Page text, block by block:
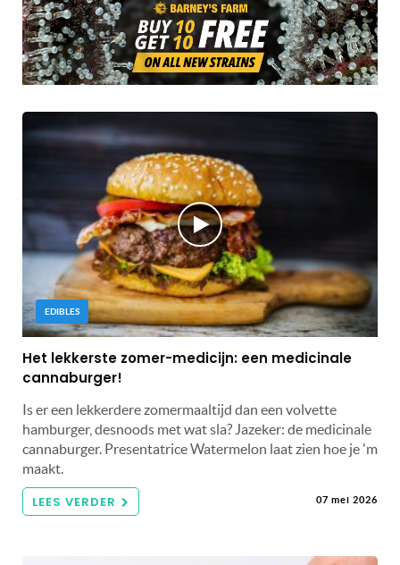
EDIBLES
Het lekkerste zomer-medicijn: een medicinale
cannaburger!
Is er een lekkerdere zomermaaltijd dan een volvette
hamburger, desnoods met wat sla? Jazeker: de medicinale
cannaburger. Presentatrice Watermelon laat zien hoe je 'm
maakt.
LEES VERDER 07 mei 2026